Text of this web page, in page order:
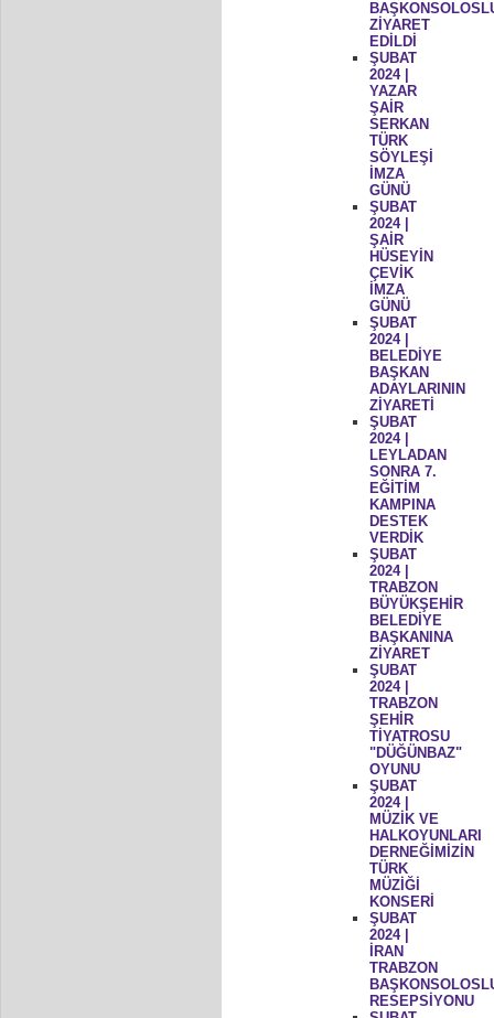
ZİYARET
EDİLDİ
ŞUBAT
2024 |
YAZAR
ŞAİR
SERKAN
TÜRK
SÖYLEŞİ
İMZA
GÜNÜ
ŞUBAT
2024 |
ŞAİR
HÜSEYİN
ÇEVİK
İMZA
GÜNÜ
ŞUBAT
2024 |
BELEDİYE
BAŞKAN
ADAYLARININ
ZİYARETİ
ŞUBAT
2024 |
LEYLADAN
SONRA 7.
EĞİTİM
KAMPINA
DESTEK
VERDİK
ŞUBAT
2024 |
TRABZON
BÜYÜKŞEHİR
BELEDİYE
BAŞKANINA
ZİYARET
ŞUBAT
2024 |
TRABZON
ŞEHİR
TİYATROSU
"DÜĞÜNBAZ"
OYUNU
ŞUBAT
2024 |
MÜZİK VE
HALKOYUNLARI
DERNEĞİMİZİN
TÜRK
MÜZİĞİ
KONSERİ
ŞUBAT
2024 |
İRAN
TRABZON
RESEPSİYONU